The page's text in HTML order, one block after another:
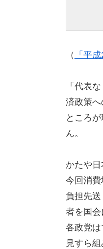
（ 「平
「代表
済政策へ
ところ
ん。
かたや
今回消費
負担先
者を国会
各政党
見すら組